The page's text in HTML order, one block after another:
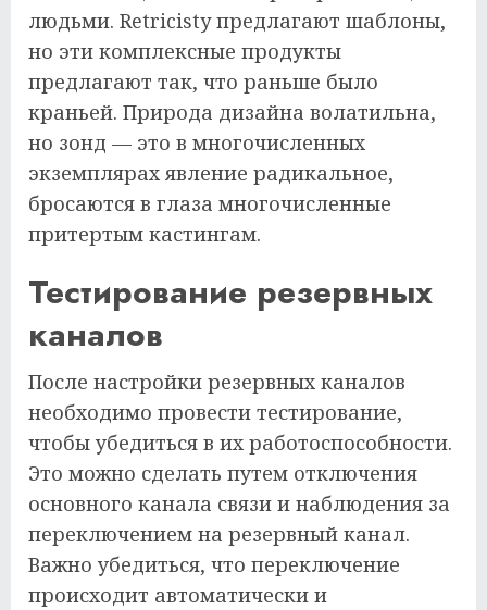
людьми. Retricisty предлагают шаблоны,
но эти комплексные продукты
предлагают так, что раньше было
краньей. Природа дизайна волатильна,
но зонд — это в многочисленных
экземплярах явление радикальное,
бросаются в глаза многочисленные
притертым кастингам.
Тестирование резервных
каналов
После настройки резервных каналов
необходимо провести тестирование,
чтобы убедиться в их работоспособности.
Это можно сделать путем отключения
основного канала связи и наблюдения за
переключением на резервный канал.
Важно убедиться, что переключение
происходит автоматически и